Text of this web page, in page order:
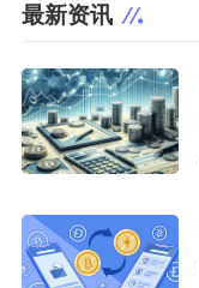
最新资讯